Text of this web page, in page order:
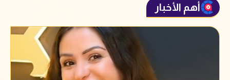
أهم الأخبار